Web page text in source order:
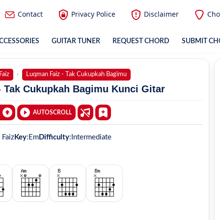
Contact Privacy Police Disclaimer
GUITAR TUNER REQUEST CHORD SUBMIT
Luqman Faiz - Tak Cukupkah Bagimu
Tak Cukupkah Bagimu Kunci Gitar
AUTOSCROLL
FaizKey: Em Difficulty: Intermediate